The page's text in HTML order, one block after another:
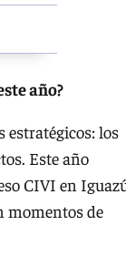
año?
estratégicos: los
Este año
CIVI en
momentos de